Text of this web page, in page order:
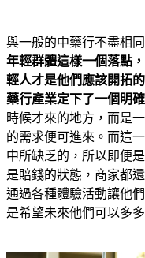
與一般的中藥行不盡相同
年輕群體這樣一個落點
輕人才是他們應該開拓
藥行產業定下了一個明
時候才來的地方，而是
的需求便可進來。而這
中所缺乏的，所以即便
是賠錢的狀態，商家都
通過各種體驗活動讓他
是希望未來他們可以多